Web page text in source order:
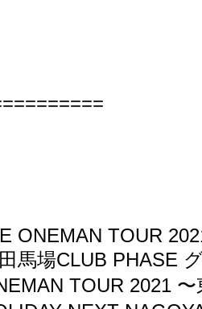
ONEMAN TOUR
馬場CLUB PHASE
TOUR 2021 〜